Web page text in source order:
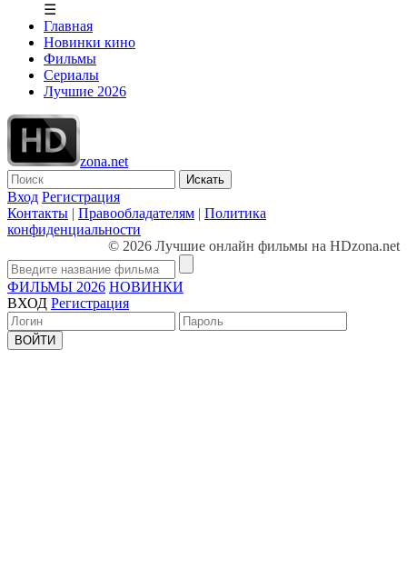
☰
Главная
Новинки кино
Фильмы
Сериалы
Лучшие 2026
zona.net
Искать
Вход Регистрация
Контакты | Правообладателям | Политика
конфиденциальности
© 2026 Лучшие онлайн фильмы на HDzona.net
ФИЛЬМЫ 2026 НОВИНКИ
ВХОД Регистрация